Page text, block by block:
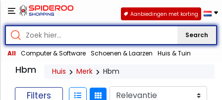
Search
All Computer & Software Schoenen & Laarzen Huis & Tuin
Aanbiedingen met korting
Hbm Huis Merk Hbm
Filters